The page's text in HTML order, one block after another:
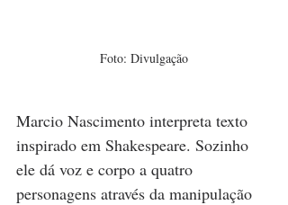
Foto: Divulgação
Marcio Nascimento interpreta texto
inspirado em Shakespeare. Sozinho
ele dá voz e corpo a quatro
personagens através da manipulação